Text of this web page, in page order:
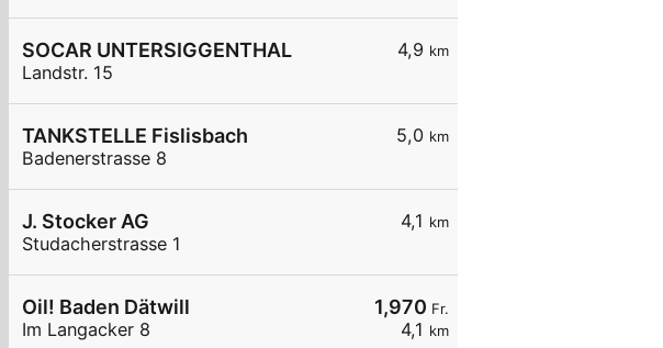
4,9 km
SOCAR UNTERSIGGENTHAL
Landstr. 15
5,0 km
TANKSTELLE Fislisbach
Badenerstrasse 8
4,1 km
J. Stocker AG
Studacherstrasse 1
1,970 Fr.
4,1 km
Oil! Baden Dätwill
Im Langacker 8